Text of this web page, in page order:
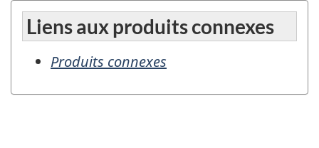
Liens aux produits connexes
Produits connexes